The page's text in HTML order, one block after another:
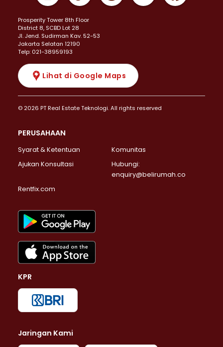
Prosperity Tower 8th Floor
District 8, SCBD Lot 28
JI. Jend. Sudirman Kav. 52-53
Jakarta Selatan 12190
Telp: 021-38959193
Lihat di Google Maps
© 2026 PT Real Estate Teknologi. All rights reserved
PERUSAHAAN
Syarat & Ketentuan
Komunitas
Ajukan Konsultasi
Hubungi:
enquiry@belirumah.co
Rentfix.com
KPR
Jaringan Kami